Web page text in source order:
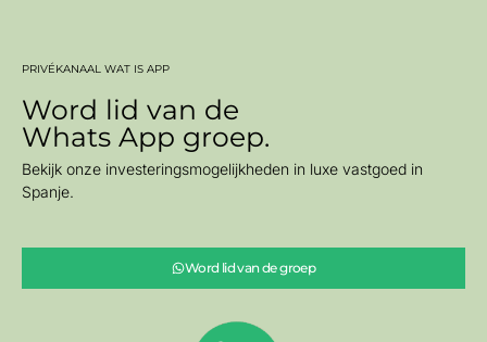
PRIVÉKANAAL WAT IS APP
Word lid van de
Whats App groep.
Bekijk onze investeringsmogelijkheden in luxe vastgoed in
Spanje.
Word lid van de groep